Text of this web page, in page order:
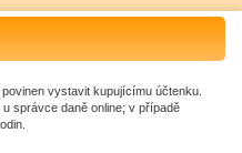
vystavit kupujícímu účtenku.
správce daně online; v případě